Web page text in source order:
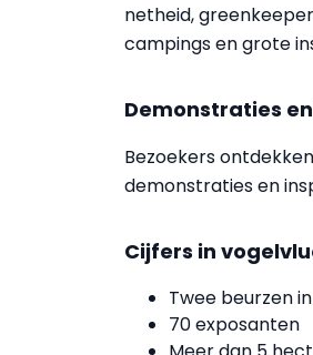
netheid,
campings en grote
Demonstraties
Bezoekers
demonstraties en
Cijfers in
Twee beurzen
70 exposanten